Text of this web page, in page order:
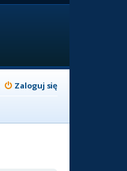
Zaloguj się